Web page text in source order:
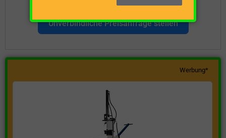
Unverbindliche Preisanfrage stellen
Werbung*